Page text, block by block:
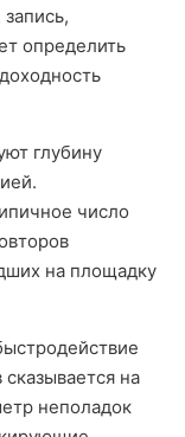
определить
глубину
число
на площадку
на
неполадок